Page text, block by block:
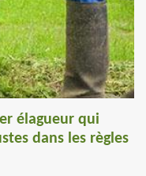
élagueur qui
dans les règles